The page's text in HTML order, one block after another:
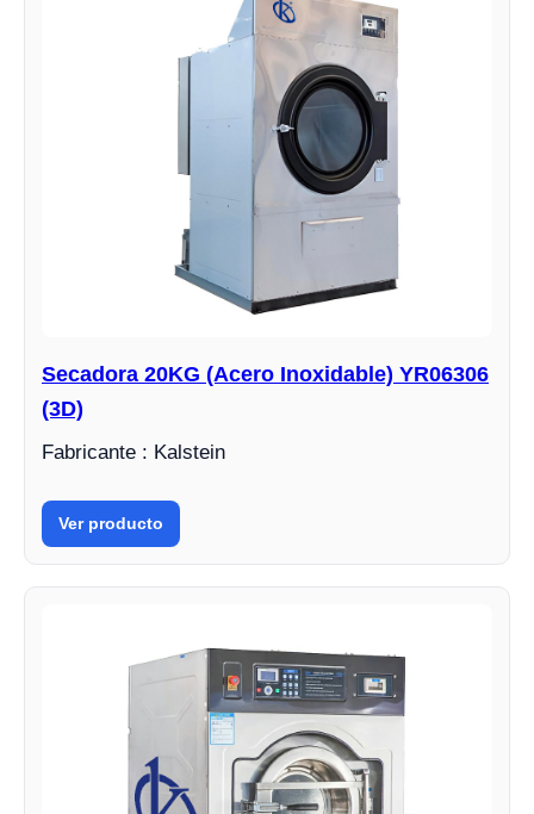
Secadora 20KG (Acero Inoxidable) YR06306
(3D)
Fabricante : Kalstein
Ver producto